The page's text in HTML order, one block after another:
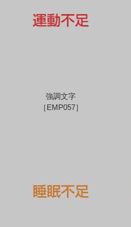
強調文字
［EMP057］